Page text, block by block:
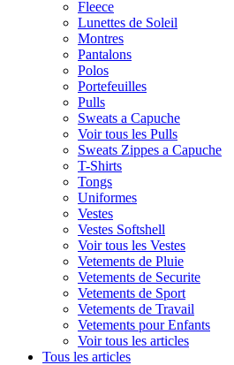
Fleece
Lunettes de Soleil
Montres
Pantalons
Polos
Portefeuilles
Pulls
Sweats a Capuche
Voir tous les Pulls
Sweats Zippes a Capuche
T-Shirts
Tongs
Uniformes
Vestes
Vestes Softshell
Voir tous les Vestes
Vetements de Pluie
Vetements de Securite
Vetements de Sport
Vetements de Travail
Vetements pour Enfants
Voir tous les articles
Tous les articles